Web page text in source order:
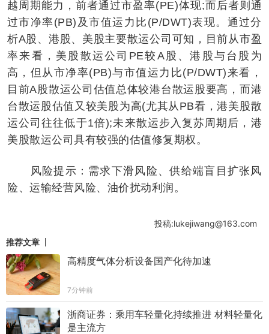
越周期能力，前者通过市盈率(PE)体现;而后者则通
过市净率(PB)及市值运力比(P/DWT)表现。通过分
析A股、港股、美股主要散运公司可知，目前从市盈
率来看，美股散运公司PE较A股、港股与台股为
高，但从市净率(PB)与市值运力比(P/DWT)来看，
目前A股散运公司估值总体较港台散运股要高，而港
台散运股估值又较美股为高(尤其从PB看，港美股散
运公司往往低于1倍);未来散运步入复苏周期后，港
美股散运公司具有较强的估值修复期权。
风险提示：需求下滑风险、供给端盲目扩张风
险、运输经营风险、油价扰动利润。
投稿:lukejiwang@163.com
推荐文章
高精度气体分析设备国产化待加速
7分钟前
浙商证券：乘用车轻量化持续推进 材料轻量化
是主流方